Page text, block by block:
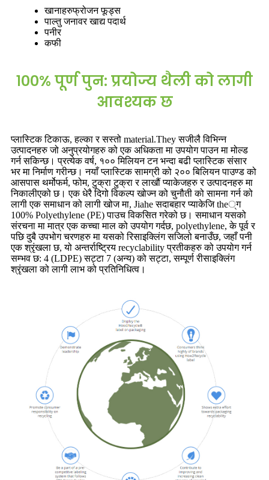
खानाहरुफ्रोजन फूड्स
पाल्तु जनावरखाद्य पदार्थ
पनीर
कफी
१००% पूर्ण पुन: प्रयोज्य थैली को लागी
आवश्यक छ
प्लास्टिक टिकाऊ, हल्का र सस्तो material.They सजीलै विभिन्न
उत्पादनहरु जो अनुप्रयोगहरु को एक अधिकता मा उपयोग पाउन मा मोल्ड
गर्न सकिन्छ। प्रत्येक वर्ष, १०० मिलियन टन भन्दा बढी प्लास्टिक संसार
भर मा निर्माण गरीन्छ। नयाँ प्लास्टिक सामग्री को २०० बिलियन पाउण्ड को
आसपास थर्मोफर्म, फोम, टुक्रा टुक्रा र लाखौं प्याकेजहरु र उत्पादनहरु मा
निकालीएको छ। एक धेरै दिगो विकल्प खोज्न को चुनौती को सामना गर्न को
लागी एक समाधान को लागी खोज मा, Jiahe सदाबहार प्याकेजि the्ग
100% Polyethylene (PE) पाउच विकसित गरेको छ। समाधान यसको
संरचना मा मात्र एक कच्चा माल को उपयोग गर्दछ, polyethylene, के पूर्व र
पछि दुबै उपभोग चरणहरु मा यसको रिसाइक्लिंग सजिलो बनाउँछ, जहाँ पनी
एक श्रृंखला छ, यो अन्तर्राष्ट्रिय recyclability प्रतीकहरु को उपयोग गर्न
सम्भव छ: 4 (LDPE) सट्टा 7 (अन्य) को सट्टा, सम्पूर्ण रीसाइक्लिंग
श्रृंखला को लागी लाभ को प्रतिनिधित्व।